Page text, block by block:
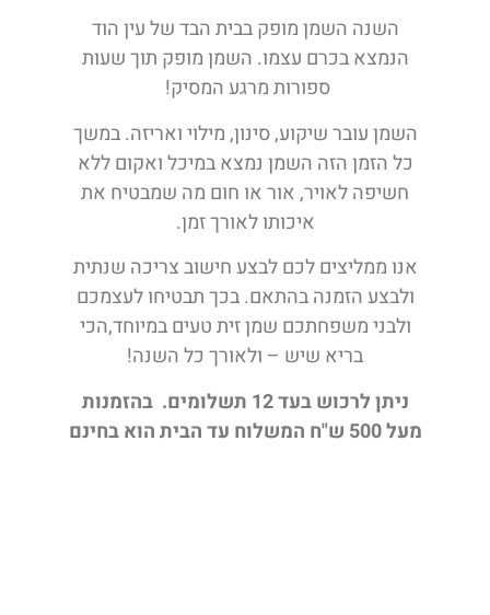
השנה השמן מופק בבית הבד של עין הוד
הנמצא בכרם עצמו. השמן מופק תוך שעות
ספורות מרגע המסיק!
השמן עובר שיקוע, סינון, מילוי ואריזה. במשך
כל הזמן הזה השמן נמצא במיכל ואקום ללא
חשיפה לאויר, אור או חום מה שמבטיח את
איכותו לאורך זמן.
אנו ממליצים לכם לבצע חישוב צריכה שנתית
ולבצע הזמנה בהתאם. בכך תבטיחו לעצמכם
ולבני משפחתכם שמן זית טעים במיוחד,הכי
בריא שיש – ולאורך כל השנה!
ניתן לרכוש בעד 12 תשלומים. בהזמנות
מעל 500 ש"ח המשלוח עד הבית הוא בחינם